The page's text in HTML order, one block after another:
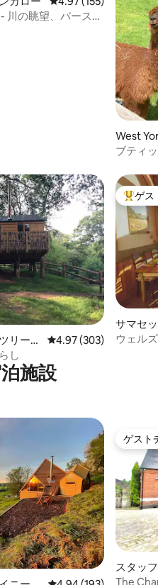
平均評価
川の眺望、バースか
West
屋
ブティ
平均評価
スです。
リーハ
レビュー303件、5つ
4.97 (303)
し
大好評
ゲス
サマセ
ウェル
施設
スです。 ゲスト
ゲスト
スタッ
家
The